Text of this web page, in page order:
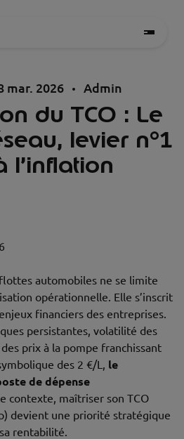
mar. 2026 Admin
du TCO : Le
levier n°1
l’inflation
automobiles ne se limite
opérationnelle. Elle s’inscrit
financiers des entreprises.
persistantes, volatilité des
prix à la pompe franchissant
des 2 €/L, le
de dépense
contexte, maîtriser son TCO
devient une priorité stratégique
rentabilité.